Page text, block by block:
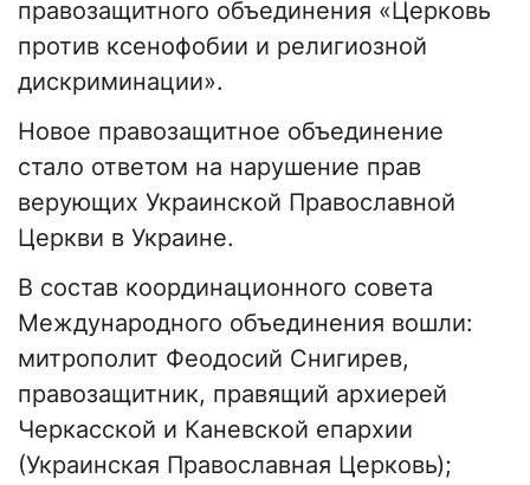
правозащитного объединения «Церковь
против ксенофобии и религиозной
дискриминации».
Новое правозащитное объединение
стало ответом на нарушение прав
верующих Украинской Православной
Церкви в Украине.
В состав координационного совета
Международного объединения вошли:
митрополит Феодосий Снигирев,
правозащитник, правящий архиерей
Черкасской и Каневской епархии
(Украинская Православная Церковь);